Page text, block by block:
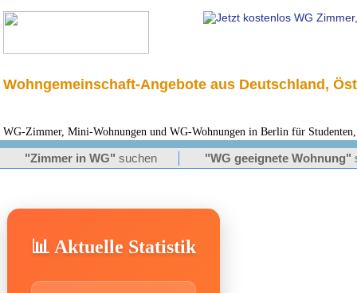
Wohngemeinschaft-Angebote aus Deutschland,
WG-Zimmer, Mini-Wohnungen und WG-Wohnungen in Berlin für
"Zimmer in WG" suchen "WG geeignete Wohnung"
📊 Aktuelle Statistik